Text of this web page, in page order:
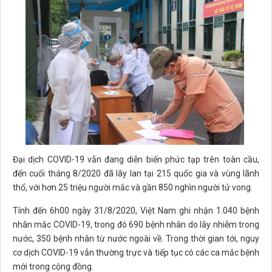
Đại dịch COVID-19 vẫn đang diễn biến phức tạp trên toàn cầu,
đến cuối tháng 8/2020 đã lây lan tại 215 quốc gia và vùng lãnh
thổ, với hơn 25 triệu người mắc và gần 850 nghìn người tử vong.
Tính đến 6h00 ngày 31/8/2020, Việt Nam ghi nhận 1.040 bệnh
nhân mắc COVID-19, trong đó 690 bệnh nhân do lây nhiễm trong
nước, 350 bệnh nhân từ nước ngoài về. Trong thời gian tới, nguy
cơ dịch COVID-19 vẫn thường trực và tiếp tục có các ca mắc bệnh
mới trong cộng đồng.